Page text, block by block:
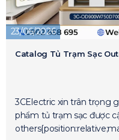
23/06/2026
Catalog Tủ Trạm Sạc
3CElectric xin trân trọng
phẩm tủ trạm sạc được cập